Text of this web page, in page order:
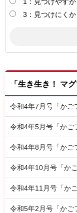
3：見つけにく
「生き生き！ マ
令和4年7月号「かご
令和4年5月号「かご
令和4年8月号「かご
令和4年10月号「かご
令和4年11月号「かご
令和5年2月号「かご